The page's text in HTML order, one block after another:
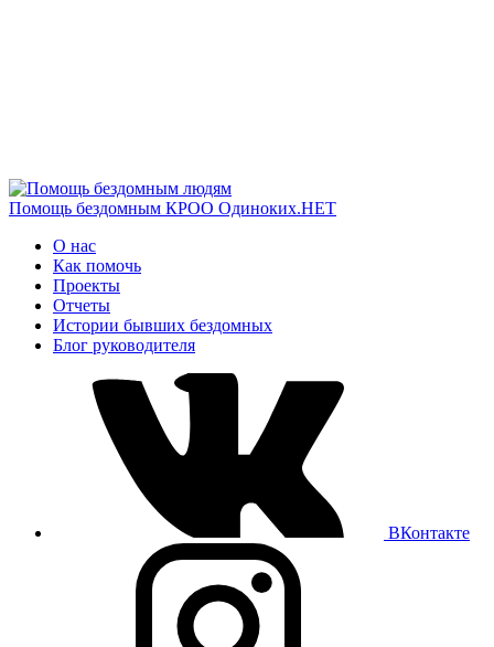
Помощь бездомным КРОО Одиноких.НЕТ
О нас
Как помочь
Проекты
Отчеты
Истории бывших бездомных
Блог руководителя
ВКонтакте